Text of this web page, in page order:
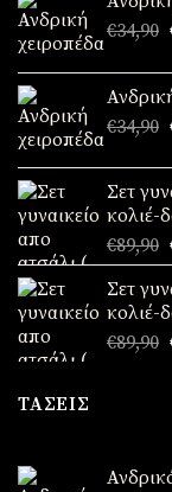
€34,90
€34,90
Σετ
κολιέ-
€89,90
Σετ
κολιέ-
€89,90
ΤΆΣΕΙΣ